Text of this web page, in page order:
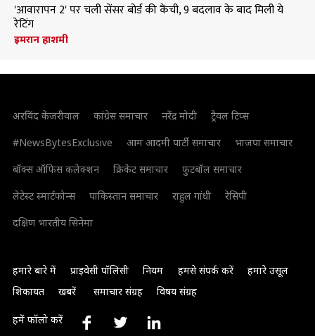
'आवारापन 2' पर चली सेंसर बोर्ड की कैंची, 9 बदलाव के बाद मिली ये
रेटिंग
इमरान हाशमी
अरविंद केजरीवाल कांग्रेस समाचार नरेंद्र मोदी
ट्रैवल टिप्स
#NewsBytesExclusive
आम आदमी पार्टी समाचार
भाजपा समाचार
बॉक्स ऑफिस कलेक्शन
क्रिकेट समाचार
फुटबॉल समाचार
लेटेस्ट स्मार्टफोन्स
पाकिस्तान समाचार राहुल गांधी
रेसिपी
दक्षिण भारतीय सिनेमा
हमारे बारे में प्राइवेसी पॉलिसी नियम हमसे संपर्क करें
हमारे उसूल
शिकायत
खबरें समाचार संग्रह विषय संग्रह
हमें फॉलो करें